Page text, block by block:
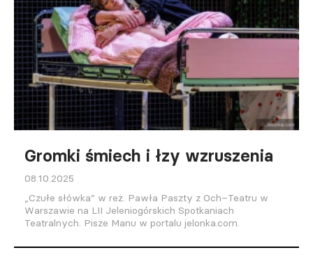
Gromki śmiech i łzy wzruszenia
08.10.2025
„Czułe słówka” w reż. Pawła Paszty z Och–Teatru w
Warszawie na LII Jeleniogórskich Spotkaniach
Teatralnych. Pisze Manu w portalu jelonka.com.